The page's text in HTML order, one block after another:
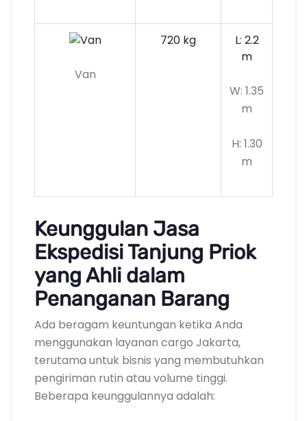
Van
720 kg
L: 2.2
m
W: 1.35
m
H: 1.30
m
Keunggulan Jasa
Ekspedisi Tanjung Priok
yang Ahli dalam
Penanganan Barang
Ada beragam keuntungan ketika Anda
menggunakan layanan cargo Jakarta,
terutama untuk bisnis yang membutuhkan
pengiriman rutin atau volume tinggi.
Beberapa keunggulannya adalah: